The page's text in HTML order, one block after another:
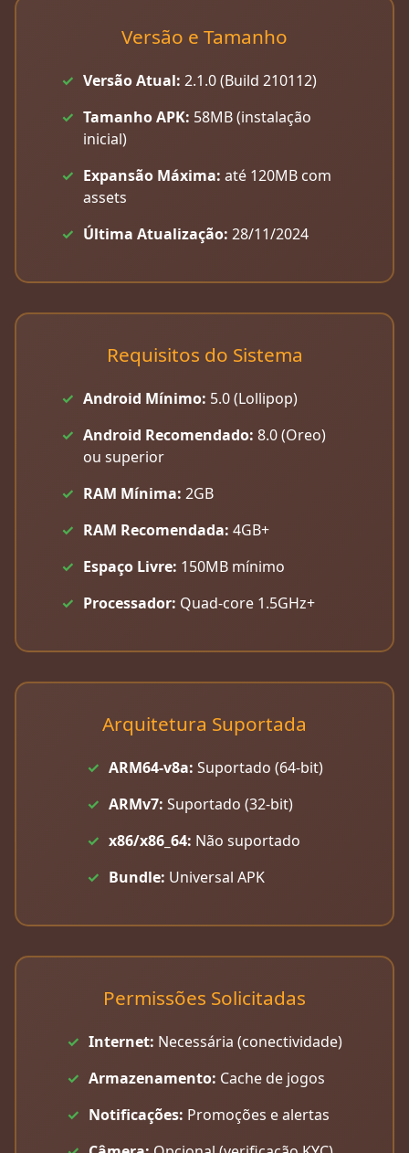
Versão e Tamanho
Versão Atual: 2.1.0 (Build 210112)
Tamanho APK: 58MB (instalação
inicial)
Expansão Máxima: até 120MB com
assets
Última Atualização: 28/11/2024
Requisitos do Sistema
Android Mínimo: 5.0 (Lollipop)
Android Recomendado: 8.0 (Oreo)
ou superior
RAM Mínima: 2GB
RAM Recomendada: 4GB+
Espaço Livre: 150MB mínimo
Processador: Quad-core 1.5GHz+
Arquitetura Suportada
ARM64-v8a: Suportado (64-bit)
ARMv7: Suportado (32-bit)
x86/x86_64: Não suportado
Bundle: Universal APK
Permissões Solicitadas
Internet: Necessária (conectividade)
Armazenamento: Cache de jogos
Notificações: Promoções e alertas